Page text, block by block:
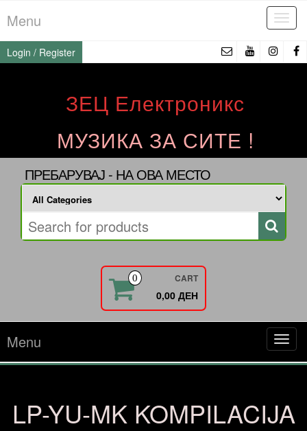
to
the
content
Menu
Login / Register
ЗЕЦ Електроникс
МУЗИКА ЗА СИТЕ !
ПРЕБАРУВАЈ - НА ОВА МЕСТО
0 CART
0,00 ДЕН
Menu
LP-YU-MK KOMPILACIJA